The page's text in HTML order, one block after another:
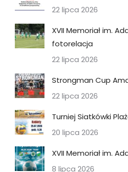
22 lipca 2026
XVII Memoriał im.
fotorelacja
22 lipca 2026
Strongman Cup
22 lipca 2026
Turniej Siatkówki
20 lipca 2026
XVII Memoriał im.
8 lipca 2026